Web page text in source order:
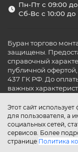
Этот сайт
для пользователя, а
социальных сетей,
сервисов. Более
странице Политика
Пн-Пт с 09:00 до
Сб-Вс с 10:00 до
Буран торгово
защищены.
справочный
публичной
437 ГК РФ. До
важных